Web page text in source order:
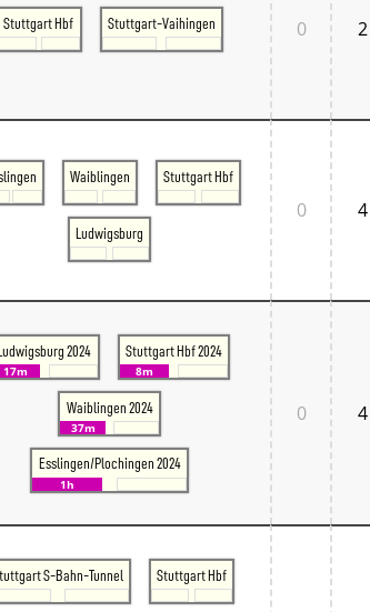
Tschechien
Tschechien Ost
Tschechien West
Alternative Stellwerke
BundesbahnZeiten
Polen
Österreich
Österreich Mitte
Stuttgart Hbf Stuttgart-Vaihingen 0 2
Waiblingen Stuttgart Hbf
Ludwigsburg
0 4
Ludwigsburg 2024
17m
Stuttgart Hbf 2024
8m
Waiblingen 2024
37m
Esslingen/Plochingen 2024
1h
0 4
S-Bahn-Tunnel Stuttgart Hbf